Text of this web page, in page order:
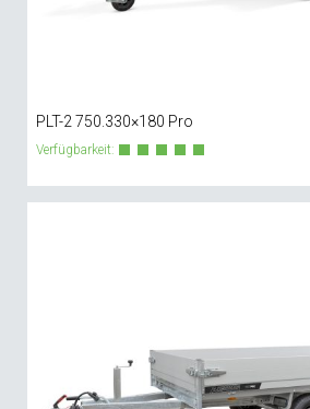
PLT-2 750.330×180 Pro
Verfügbarkeit: